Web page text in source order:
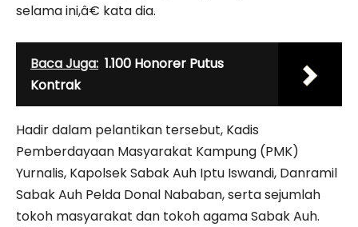
selama ini,â€ kata dia.
Baca Juga: 1.100 Honorer Putus
Kontrak
Hadir dalam pelantikan tersebut, Kadis
Pemberdayaan Masyarakat Kampung (PMK)
Yurnalis, Kapolsek Sabak Auh Iptu Iswandi, Danramil
Sabak Auh Pelda Donal Nababan, serta sejumlah
tokoh masyarakat dan tokoh agama Sabak Auh.